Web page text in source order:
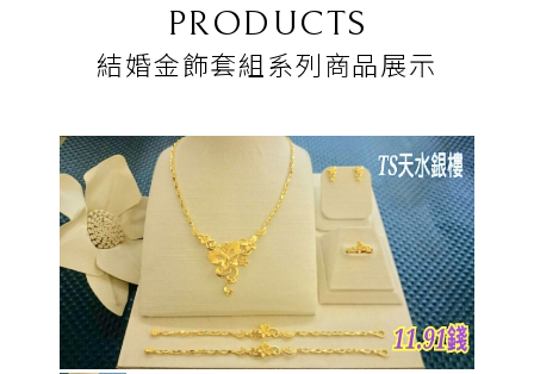
PRODUCTS
結婚金飾套組系列商品展示